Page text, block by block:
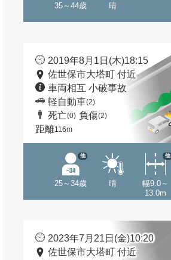
35～44歳 晴
2019年8月1日(木)18:15
佐世保市大塔町 付近
車両相互 小破事故
軽自動車(2)
死亡(0) 負傷(2)
距離116m
25～34歳
他
晴
幅9.0～
13.0m
他
2023年7月21日(金)10:20
佐世保市大塔町 付近